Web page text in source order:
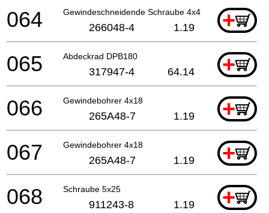
Gewindeschneidende Schraube 4x40 +
064 266048-4 1.19
Abdeckrad DPB180 +
065 317947-4 64.14
Gewindebohrer 4x18 +
066 265A48-7 1.19
Gewindebohrer 4x18 +
067 265A48-7 1.19
Schraube 5x25 +
068 911243-8 1.19